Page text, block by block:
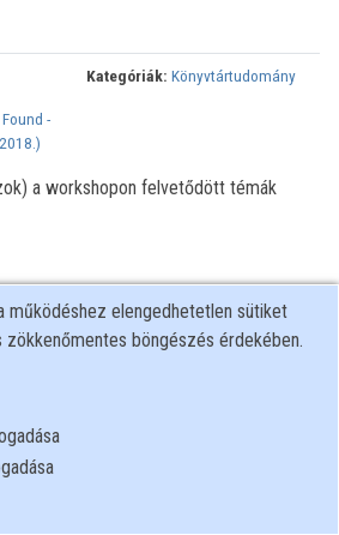
Kategóriák: Könyvtártudomány
-
a workshopon felvetődött témák
működéshez elengedhetetlen sütiket
zökkenőmentes böngészés érdekében.